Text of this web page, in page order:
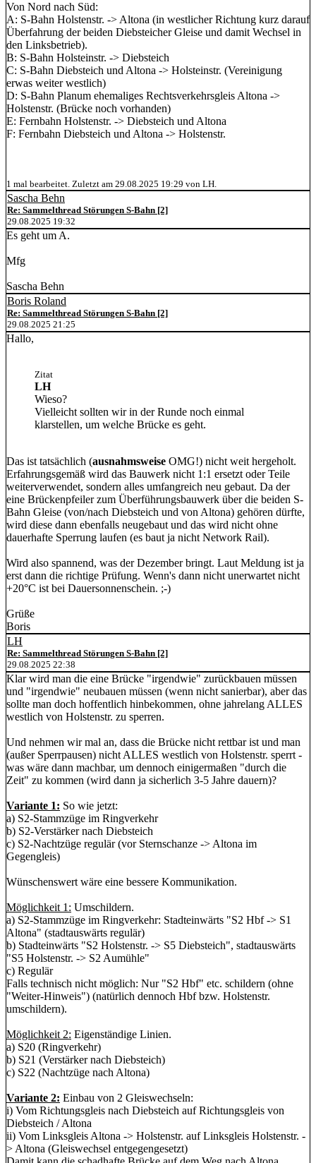
Von Nord nach Süd:
A: S-Bahn Holstenstr. -> Altona (in westlicher Richtung kurz darauf
Überfahrung der beiden Diebsteicher Gleise und damit Wechsel in
den Linksbetrieb).
B: S-Bahn Holsteinstr. -> Diebsteich
C: S-Bahn Diebsteich und Altona -> Holsteinstr. (Vereinigung
erwas weiter westlich)
D: S-Bahn Planum ehemaliges Rechtsverkehrsgleis Altona ->
Holstenstr. (Brücke noch vorhanden)
E: Fernbahn Holstenstr. -> Diebsteich und Altona
F: Fernbahn Diebsteich und Altona -> Holstenstr.
1 mal bearbeitet. Zuletzt am 29.08.2025 19:29 von LH.
Sascha Behn
Re: Sammelthread Störungen S-Bahn [2]
29.08.2025 19:32
Es geht um A.
Mfg
Sascha Behn
Boris Roland
Re: Sammelthread Störungen S-Bahn [2]
29.08.2025 21:25
Hallo,
Zitat
LH
Wieso?
Vielleicht sollten wir in der Runde noch einmal
klarstellen, um welche Brücke es geht.
Das ist tatsächlich (ausnahmsweise OMG!) nicht weit hergeholt.
Erfahrungsgemäß wird das Bauwerk nicht 1:1 ersetzt oder Teile
weiterverwendet, sondern alles umfangreich neu gebaut. Da der
eine Brückenpfeiler zum Überführungsbauwerk über die beiden S-
Bahn Gleise (von/nach Diebsteich und von Altona) gehören dürfte,
wird diese dann ebenfalls neugebaut und das wird nicht ohne
dauerhafte Sperrung laufen (es baut ja nicht Network Rail).
Wird also spannend, was der Dezember bringt. Laut Meldung ist ja
erst dann die richtige Prüfung. Wenn's dann nicht unerwartet nicht
+20°C ist bei Dauersonnenschein. ;-)
Grüße
Boris
LH
Re: Sammelthread Störungen S-Bahn [2]
29.08.2025 22:38
Klar wird man die eine Brücke "irgendwie" zurückbauen müssen
und "irgendwie" neubauen müssen (wenn nicht sanierbar), aber das
sollte man doch hoffentlich hinbekommen, ohne jahrelang ALLES
westlich von Holstenstr. zu sperren.
Und nehmen wir mal an, dass die Brücke nicht rettbar ist und man
(außer Sperrpausen) nicht ALLES westlich von Holstenstr. sperrt -
was wäre dann machbar, um dennoch einigermaßen "durch die
Zeit" zu kommen (wird dann ja sicherlich 3-5 Jahre dauern)?
Variante 1: So wie jetzt:
a) S2-Stammzüge im Ringverkehr
b) S2-Verstärker nach Diebsteich
c) S2-Nachtzüge regulär (vor Sternschanze -> Altona im
Gegengleis)
Wünschenswert wäre eine bessere Kommunikation.
Möglichkeit 1: Umschildern.
a) S2-Stammzüge im Ringverkehr: Stadteinwärts "S2 Hbf -> S1
Altona" (stadtauswärts regulär)
b) Stadteinwärts "S2 Holstenstr. -> S5 Diebsteich", stadtauswärts
"S5 Holstenstr. -> S2 Aumühle"
c) Regulär
Falls technisch nicht möglich: Nur "S2 Hbf" etc. schildern (ohne
"Weiter-Hinweis") (natürlich dennoch Hbf bzw. Holstenstr.
umschildern).
Möglichkeit 2: Eigenständige Linien.
a) S20 (Ringverkehr)
b) S21 (Verstärker nach Diebsteich)
c) S22 (Nachtzüge nach Altona)
Variante 2: Einbau von 2 Gleiswechseln:
i) Vom Richtungsgleis nach Diebsteich auf Richtungsgleis von
Diebsteich / Altona
ii) Vom Linksgleis Altona -> Holstenstr. auf Linksgleis Holstenstr. -
> Altona (Gleiswechsel entgegengesetzt)